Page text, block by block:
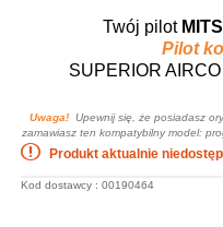
Twój pilot
Pilot
SUPERIOR
Uwaga! Upewnij się, że posiadasz
zamawiasz ten kompatybilny model:
Produkt aktualnie
Kod dostawcy : 00190464